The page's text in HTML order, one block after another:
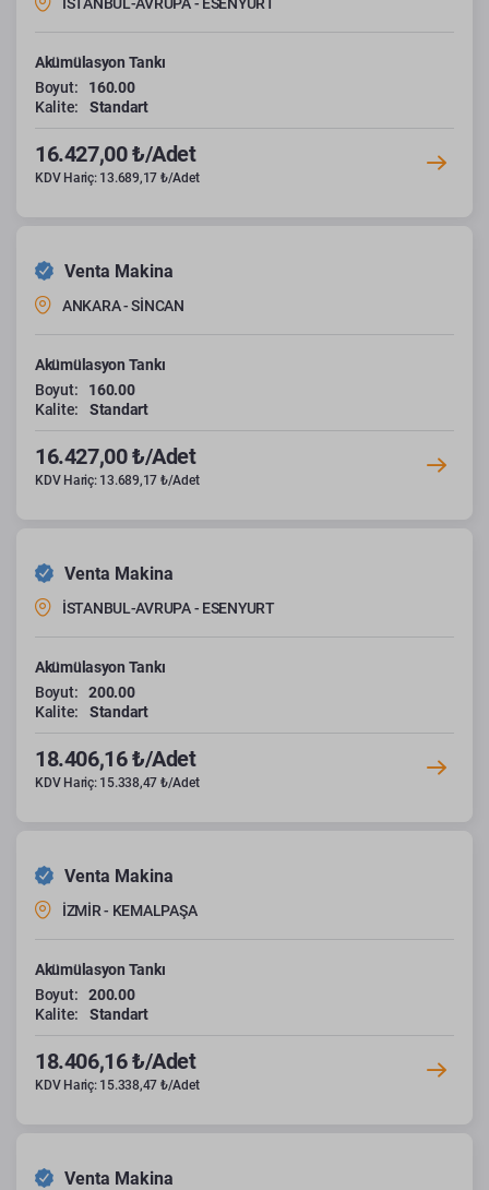
Akümülasyon Tankı
Boyut:
160.00
Kalite:
Standart
16.427,00 ₺/Adet
KDV Hariç: 13.689,17 ₺/Adet
Venta Makina
ANKARA - SİNCAN
Akümülasyon Tankı
Boyut:
160.00
Kalite:
Standart
16.427,00 ₺/Adet
KDV Hariç: 13.689,17 ₺/Adet
Venta Makina
İSTANBUL-AVRUPA - ESENYURT
Akümülasyon Tankı
Boyut:
200.00
Kalite:
Standart
18.406,16 ₺/Adet
KDV Hariç: 15.338,47 ₺/Adet
Venta Makina
İZMİR - KEMALPAŞA
Akümülasyon Tankı
Boyut:
200.00
Kalite:
Standart
18.406,16 ₺/Adet
KDV Hariç: 15.338,47 ₺/Adet
Venta Makina